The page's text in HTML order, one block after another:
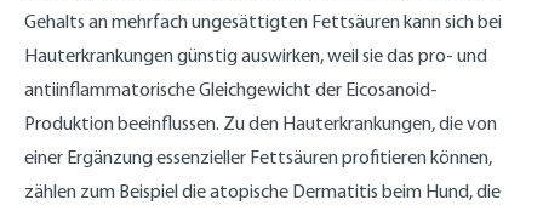
Gehalts an mehrfach ungesättigten Fettsäuren kann sich bei
Hauterkrankungen günstig auswirken, weil sie das pro- und
antiinflammatorische Gleichgewicht der Eicosanoid-
Produktion beeinflussen. Zu den Hauterkrankungen, die von
einer Ergänzung essenzieller Fettsäuren profitieren können,
zählen zum Beispiel die atopische Dermatitis beim Hund, die